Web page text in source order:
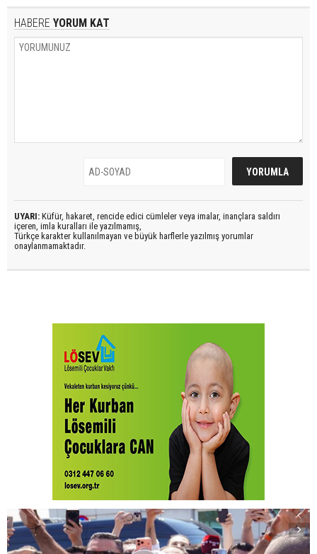
HABERE YORUM KAT
UYARI: Küfür, hakaret, rencide edici cümleler veya imalar, inançlara saldırı
içeren, imla kuralları ile yazılmamış,
Türkçe karakter kullanılmayan ve büyük harflerle yazılmış yorumlar
onaylanmamaktadır.